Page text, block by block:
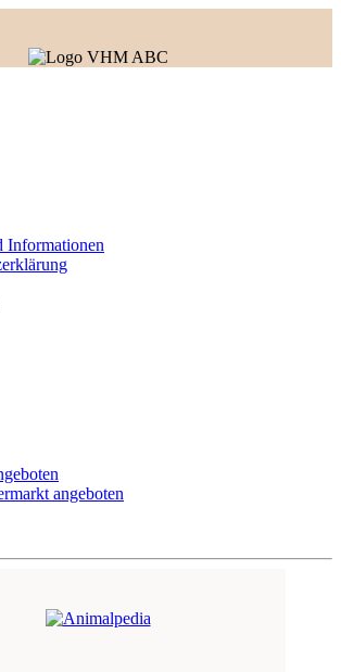
Informationen
angeboten